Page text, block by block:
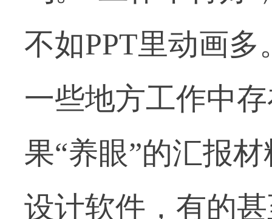
不如PPT里动画
一些地方工作中
果“养眼”的汇报
设计软件，有的